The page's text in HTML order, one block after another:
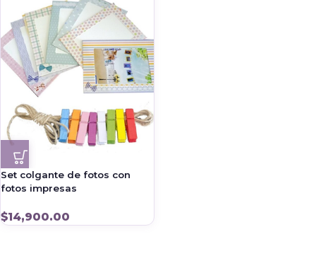
Set colgante de fotos con
fotos impresas
$14,900.00